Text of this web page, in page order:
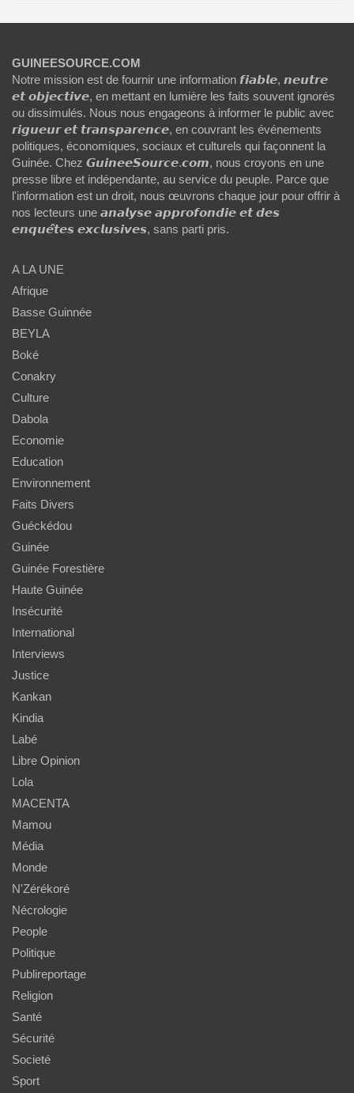
GUINEESOURCE.COM
Notre mission est de fournir une information 𝙛𝙞𝙖𝙗𝙡𝙚, 𝙣𝙚𝙪𝙩𝙧𝙚
𝙚𝙩 𝙤𝙗𝙟𝙚𝙘𝙩𝙞𝙫𝙚, en mettant en lumière les faits souvent ignorés
ou dissimulés. Nous nous engageons à informer le public avec
𝙧𝙞𝙜𝙪𝙚𝙪𝙧 𝙚𝙩 𝙩𝙧𝙖𝙣𝙨𝙥𝙖𝙧𝙚𝙣𝙘𝙚, en couvrant les événements
politiques, économiques, sociaux et culturels qui façonnent la
Guinée. Chez 𝙂𝙪𝙞𝙣𝙚𝙚𝙎𝙤𝙪𝙧𝙘𝙚.𝙘𝙤𝙢, nous croyons en une
presse libre et indépendante, au service du peuple. Parce que
l'information est un droit, nous œuvrons chaque jour pour offrir à
nos lecteurs une 𝙖𝙣𝙖𝙡𝙮𝙨𝙚 𝙖𝙥𝙥𝙧𝙤𝙛𝙤𝙣𝙙𝙞𝙚 𝙚𝙩 𝙙𝙚𝙨
𝙚𝙣𝙦𝙪𝙚̂𝙩𝙚𝙨 𝙚𝙭𝙘𝙡𝙪𝙨𝙞𝙫𝙚𝙨, sans parti pris.
A LA UNE
Afrique
Basse Guinnée
BEYLA
Boké
Conakry
Culture
Dabola
Economie
Education
Environnement
Faits Divers
Guéckédou
Guinée
Guinée Forestière
Haute Guinée
Insécurité
International
Interviews
Justice
Kankan
Kindia
Labé
Libre Opinion
Lola
MACENTA
Mamou
Média
Monde
N'Zérékoré
Nécrologie
People
Politique
Publireportage
Religion
Santé
Sécurité
Societé
Sport